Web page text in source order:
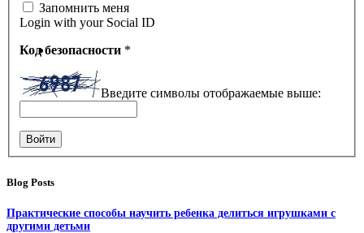
Запомнить меня
Login with your Social ID
Код безопасности *
Введите символы отображаемые выше:
Войти
Blog Posts
Практические способы научить ребенка делиться игрушками с
другими детьми